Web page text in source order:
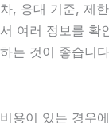
차, 응대 기준, 제
서 여러 정보를 확
하는 것이 좋습니
비용이 있는 경우